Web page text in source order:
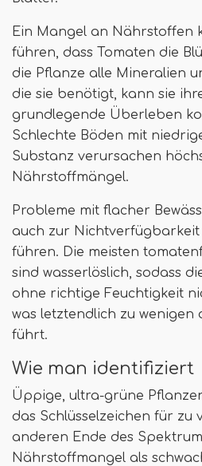
Ein Mangel an Nährstoffen
führen, dass Tomaten die
die Pflanze alle Mineralien
die sie benötigt, kann sie
grundlegende Überleben
Schlechte Böden mit
Substanz verursachen
Nährstoffmängel.
Probleme mit flacher
auch zur
führen. Die meisten
sind wasserlöslich, sodass
ohne richtige Feuchtigkeit
was letztendlich zu wenigen
führt.
Wie man identifiziert
Üppige, ultra-grüne
das Schlüsselzeichen für zu
anderen Ende des
Nährstoffmangel als